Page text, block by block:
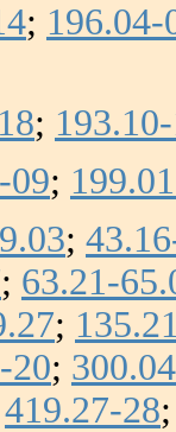
; 196.04-
;
09;
;
; 63.21-
;
20; 300.04
419.27-28;